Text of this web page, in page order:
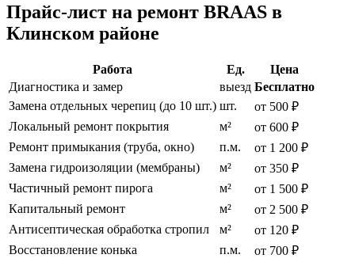
Прайс-лист на ремонт BRAAS в
Клинском районе
Работа Ед.
Цена
Диагностика и замер
выезд Бесплатно
Замена отдельных черепиц (до 10 шт.) шт.
от 500 ₽
Локальный ремонт покрытия
м²
от 600 ₽
Ремонт примыкания (труба, окно)
п.м.
от 1 200 ₽
Замена гидроизоляции (мембраны)
м²
от 350 ₽
Частичный ремонт пирога
м²
от 1 500 ₽
Капитальный ремонт
м²
от 2 500 ₽
Антисептическая обработка стропил
м²
от 120 ₽
Восстановление конька
п.м.
от 700 ₽